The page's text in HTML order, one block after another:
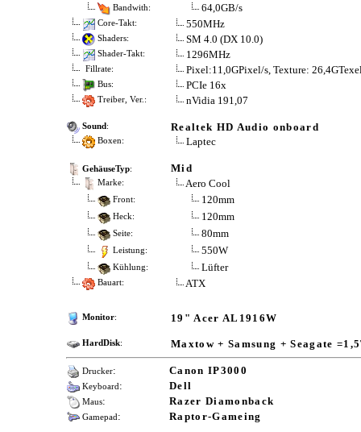
Bandwith: 64,0GB/s
Core-Takt: 550MHz
Shaders: SM 4.0 (DX 10.0)
Shader-Takt: 1296MHz
Fillrate: Pixel:11,0GPixel/s, Texture:
Bus: PCIe 16x
Treiber, Ver.: nVidia 191,07
Sound: Realtek HD Audio onboard
Boxen: Laptec
GehäuseTyp: Mid
Marke: Aero Cool
Front: 120mm
Heck: 120mm
Seite: 80mm
Leistung: 550W
Kühlung: Lüfter
Bauart: ATX
Monitor: 19" Acer AL1916W
HardDisk: Maxtow + Samsung + Seagate
Drucker: Canon IP3000
Keyboard: Dell
Maus: Razer Diamonback
Gamepad: Raptor-Gameing